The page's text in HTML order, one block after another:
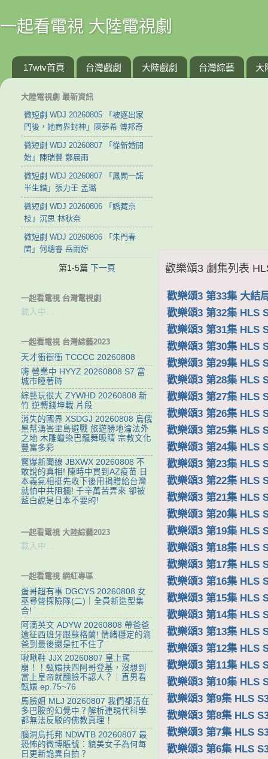
一起看電視 大陸電視劇
17wtv首頁 台灣戲劇 大陸戲劇 台灣綜藝 大
歡樂頌3 劇集列表
歡樂頌3 第33集 大結
歡樂頌3 第32集 HLS
歡樂頌3 第31集 HLS
歡樂頌3 第30集 HLS
歡樂頌3 第29集 HLS
歡樂頌3 第28集 HLS
歡樂頌3 第27集 HLS
歡樂頌3 第26集 HLS
歡樂頌3 第25集 HLS
歡樂頌3 第24集 HLS
歡樂頌3 第23集 HLS
歡樂頌3 第22集 HLS
歡樂頌3 第21集 HLS
歡樂頌3 第20集 HLS
歡樂頌3 第19集 HLS
歡樂頌3 第18集 HLS
歡樂頌3 第17集 HLS
歡樂頌3 第16集 HLS
歡樂頌3 第15集 HLS
歡樂頌3 第14集 HLS
歡樂頌3 第13集 HLS
歡樂頌3 第12集 HLS
歡樂頌3 第11集 HLS
歡樂頌3 第10集 HLS
歡樂頌3 第9集 HLS
歡樂頌3 第8集 HLS
歡樂頌3 第7集 HLS
歡樂頌3 第6集 HLS
大陸電視劇 最新資訊
微短劇 WDJ 20260805 「被逐出家
門後，她商界封神」陳夢希 傅邦奇
微短劇 WDJ 20260807 「從新婚開
始」陳瑞豐 鄭晨雨
微短劇 WDJ 20260807 「鳳闕一諾
半生錯」張力壬 孟璐
微短劇 WDJ 20260806 「嬌藏京
枝」沉思 林秋奈
微短劇 WDJ 20260806 「朱門春
閨」何聰睿 岳雨婷
第1-5篇 下一頁
一起看電視 台灣電視劇
載入中…
一起看電視 台灣綜藝2023
天才衝衝衝 TCCCC 20260808
嗨 營業中 HYYZ 20260808 S7 當
城市睡著時
綜藝玩很大 ZYWHD 20260808 新
竹 逆轉錢坤戰 片段
消失的國界 XSDGJ 20260808 烏俄
黑幫湧峇里島避戰 旅遊勝地淪法外
之地 木雕蠟染巴龍舞吸睛 宗教文化
豐富多彩
驚爆新聞線 JBXWX 20260808 不
敢說的真相! 陳時中買到AZ疫苗 日
本義氣相挺先收下後用捐贈給台灣
就怕中共阻攔! 千辛萬苦弄來 卻被
藍白說是日本不要的!
一起看電視 大陸綜藝2023
載入中…
一起看電視 網紅專區
蛋哥超有事 DGCYS 20260808 女
巫尋聲探險隊(二)｜全員新造型集
合!
阿滴英文 ADYW 20260808 帶爸爸
遠征西班牙跟蘇格蘭! 情緒穩定的滴
爸到最後還是扛不住了
啾啾鞋 JJX 20260807 皇上駕
崩！！甄嬛扶四阿哥登基，沒想到
當上皇帝就翻臉不認人？｜直男看
甄嬛 ep.75~76
馬臉姐 MLJ 20260807 我們都活在
多巴胺的幻覺中？解析連現代科學
都無法反駁的佛教真理！
腦洞烏托邦 NDWTB 20260807 最
恐怖的微博賬號：貌美女子為何每
日更新詭異自拍？